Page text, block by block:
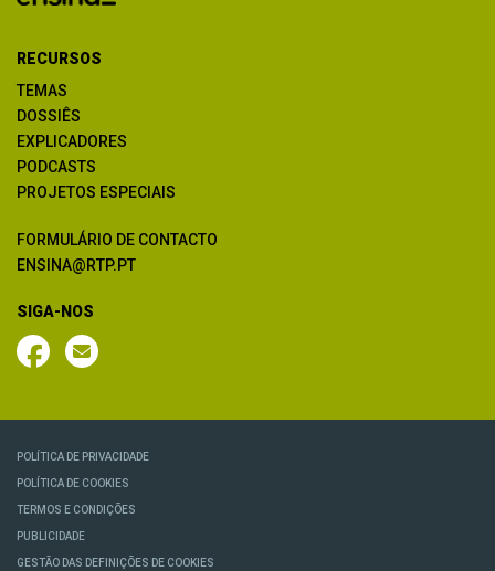
RECURSOS
TEMAS
DOSSIÊS
EXPLICADORES
PODCASTS
PROJETOS ESPECIAIS
FORMULÁRIO DE CONTACTO
ENSINA@RTP.PT
SIGA-NOS
POLÍTICA DE PRIVACIDADE
POLÍTICA DE COOKIES
TERMOS E CONDIÇÕES
PUBLICIDADE
GESTÃO DAS DEFINIÇÕES DE COOKIES